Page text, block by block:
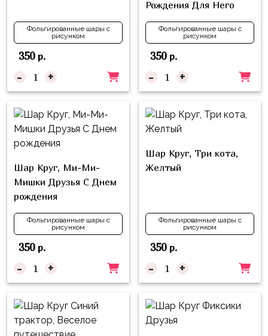
Фольгированные шары с
рисунком
350р.
- +
Рождения Для Него
Фольгированные шары с
рисунком
350р.
- +
Шар Круг, Ми-Ми-
Мишки Друзья С Днем
рождения
Фольгированные шары с
рисунком
350р.
- +
Шар Круг, Три кота,
Желтый
Фольгированные шары с
рисунком
350р.
- +
Индивидуальная
надпись
Буквы
Товары
праздника
Сервировка
Свечи
Бумажный
декор
Колпачки,
Гудки
Динозавры
Принцессы
Микки
и
Минни
Спорт
Мамы,
Бабушки
Для
Папы,
Дедушки
Космос
Единороги